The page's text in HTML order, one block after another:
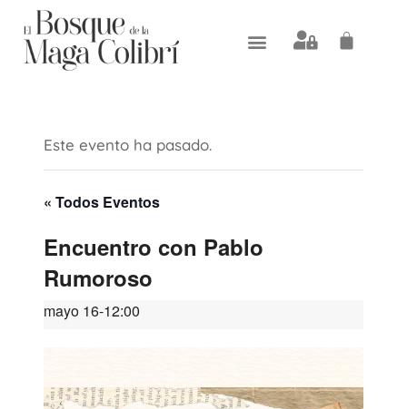
Este evento ha pasado.
« Todos Eventos
Encuentro con Pablo
Rumoroso
mayo 16-12:00